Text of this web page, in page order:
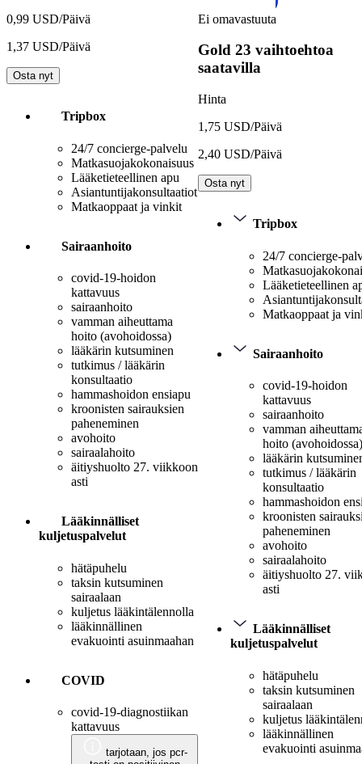
0,99 USD/Päivä
1,37 USD/Päivä
Osta nyt
Tripbox
24/7 concierge-palvelu
Matkasuojakokonaisuus
Lääketieteellinen apu
Asiantuntijakonsultaatiot
Matkaoppaat ja vinkit
Sairaanhoito
covid-19-hoidon
kattavuus
sairaanhoito
vamman aiheuttama
hoito (avohoidossa)
lääkärin kutsuminen
tutkimus / lääkärin
konsultaatio
hammashoidon ensiapu
kroonisten sairauksien
paheneminen
avohoito
sairaalahoito
äitiyshuolto 27. viikkoon
asti
Lääkinnälliset
kuljetuspalvelut
hätäpuhelu
taksin kutsuminen
sairaalaan
kuljetus lääkintälennolla
lääkinnällinen
evakuointi asuinmaahan
COVID
covid-19-diagnostiikan
kattavuus
tarjotaan, jos pcr-
Ei omavastuuta
Gold 23 vaihtoehtoa
saatavilla
Hinta
1,75 USD/Päivä
2,40 USD/Päivä
Osta nyt
Tripbox
24/7 concierge-
Lääketieteellinen
Matkaoppaat ja
Sairaanhoito
covid-19-hoidon
kattavuus
sairaanhoito
vamman
hoito (avohoidossa)
lääkärin
tutkimus / lääkärin
konsultaatio
hammashoidon
kroonisten
paheneminen
avohoito
sairaalahoito
äitiyshuolto 27.
asti
Lääkinnälliset
kuljetuspalvelut
hätäpuhelu
taksin kutsuminen
sairaalaan
kuljetus
lääkinnällinen
evakuointi